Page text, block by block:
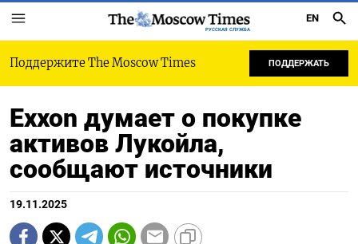
РУССКАЯ СЛУЖБА
EN
Поддержите The Moscow Times ПОДДЕРЖАТЬ
Exxon думает о покупке
активов Лукойла,
сообщают источники
19.11.2025